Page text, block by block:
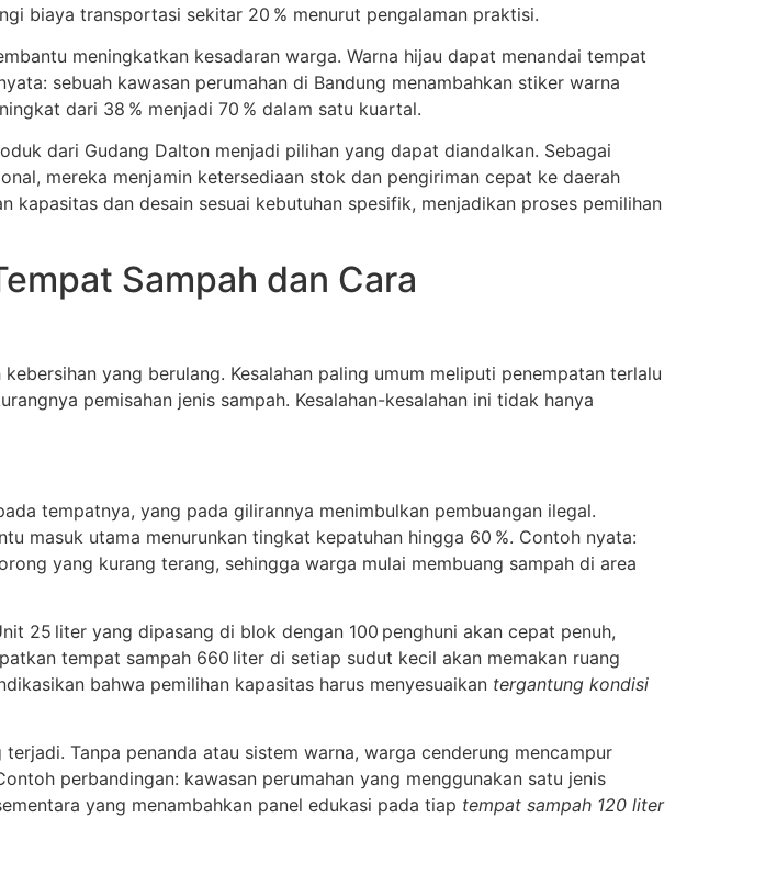
biaya transportasi sekitar 20 % menurut pengalaman praktisi.
meningkatkan kesadaran warga. Warna hijau dapat menandai tempat
sebuah kawasan perumahan di Bandung menambahkan stiker warna
dari 38 % menjadi 70 % dalam satu kuartal.
dari Gudang Dalton menjadi pilihan yang dapat diandalkan. Sebagai
mereka menjamin ketersediaan stok dan pengiriman cepat ke daerah
kapasitas dan desain sesuai kebutuhan spesifik, menjadikan proses pemilihan
Sampah dan Cara
yang berulang. Kesalahan paling umum meliputi penempatan terlalu
pemisahan jenis sampah. Kesalahan-kesalahan ini tidak hanya
tempatnya, yang pada gilirannya menimbulkan pembuangan ilegal.
masuk utama menurunkan tingkat kepatuhan hingga 60 %. Contoh nyata:
yang kurang terang, sehingga warga mulai membuang sampah di area
25 liter yang dipasang di blok dengan 100 penghuni akan cepat penuh,
tempat sampah 660 liter di setiap sudut kecil akan memakan ruang
bahwa pemilihan kapasitas harus menyesuaikan tergantung kondisi
Tanpa penanda atau sistem warna, warga cenderung mencampur
perbandingan: kawasan perumahan yang menggunakan satu jenis
yang menambahkan panel edukasi pada tiap tempat sampah 120 liter